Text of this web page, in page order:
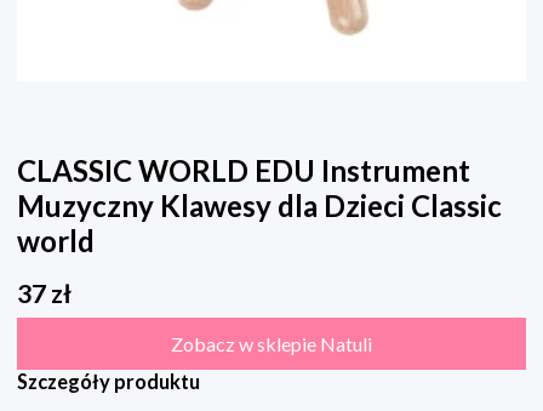
CLASSIC WORLD EDU Instrument
Muzyczny Klawesy dla Dzieci Classic
world
37 zł
Zobacz w sklepie Natuli
Szczegóły produktu